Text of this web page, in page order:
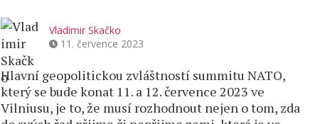
Vladimir Skačko
11. července 2023
Hlavní geopolitickou zvláštností summitu NATO,
který se bude konat 11. a 12. července 2023 ve
Vilniusu, je to, že musí rozhodnout nejen o tom, zda